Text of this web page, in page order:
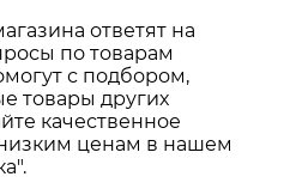
ответят на
по товарам
с подбором,
товары других
качественное
ценам в нашем